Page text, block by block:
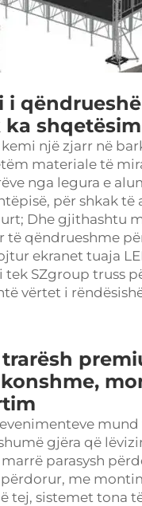
i
një zjarr në
materiale të
nga legura e
për shkak
Dhe gjithashtu
të qëndrueshme
ekranet tuaja
tek SZgroup truss
vërtet i
gjëra që
parasysh
me
tej, sistemet tona